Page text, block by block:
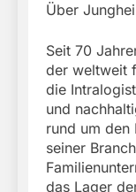
Über
Seit 70
der weltweit
die
und
rund um den
seiner
das Lager